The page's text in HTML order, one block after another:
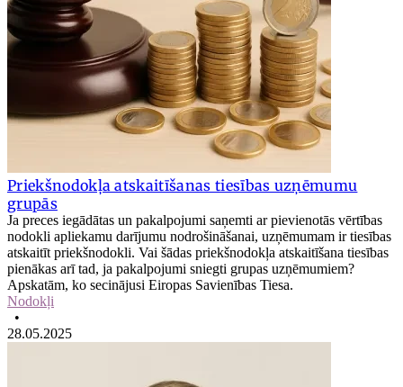
Priekšnodokļa atskaitīšanas tiesības uzņēmumu
grupās
Ja preces iegādātas un pakalpojumi saņemti ar pievienotās vērtības
nodokli apliekamu darījumu nodrošināšanai, uzņēmumam ir tiesības
atskaitīt priekšnodokli. Vai šādas priekšnodokļa atskaitīšana tiesības
pienākas arī tad, ja pakalpojumi sniegti grupas uzņēmumiem?
Apskatām, ko secinājusi Eiropas Savienības Tiesa.
Nodokļi
•
28.05.2025